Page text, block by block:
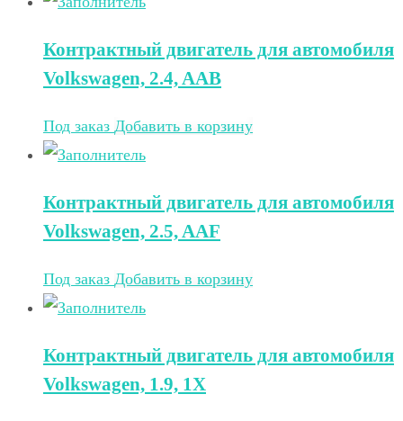
Контрактный двигатель для автомобиля
Volkswagen, 2.4, AAB
Под заказ Добавить в корзину
Контрактный двигатель для автомобиля
Volkswagen, 2.5, AAF
Под заказ Добавить в корзину
Контрактный двигатель для автомобиля
Volkswagen, 1.9, 1X